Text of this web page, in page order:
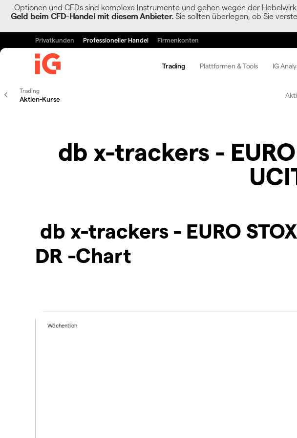
Optionen und CFDs sind komplexe Instrumente und gehen wegen der
Geld beim CFD-Handel mit diesem Anbieter. Sie sollten überlegen, ob Sie
Privatkunden Professioneller Handel Firmenkonten
Trading Plattformen & Tools IG
Trading
Aktien-Kurse
db x-trackers -
db x-trackers - EURO
DR -Chart
Wöchentlich